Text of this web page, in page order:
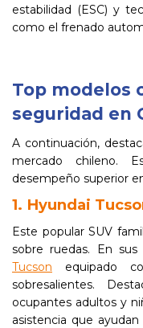
estabilidad (ESC) y
como el frenado
Top modelos
seguridad en
A continuación,
mercado chileno.
desempeño superior
1. Hyundai
Este popular SUV
sobre ruedas. En sus
Tucson equipado
sobresalientes.
ocupantes adultos y
asistencia que